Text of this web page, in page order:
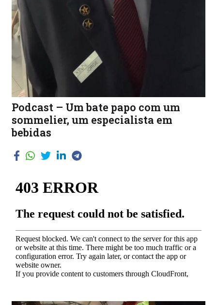
Podcast – Um bate papo com um
sommelier, um especialista em
bebidas